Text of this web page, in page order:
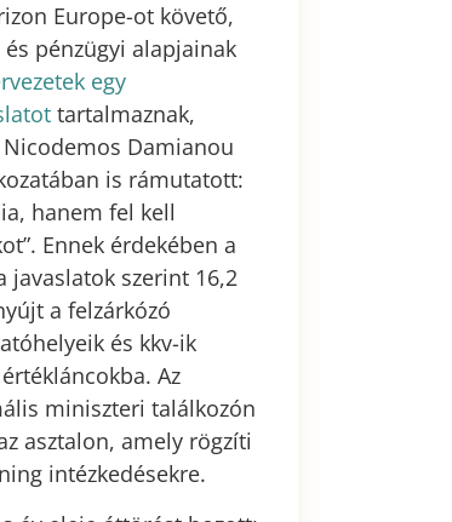
Europe-ot követő,
és pénzügyi alapjainak
egy
tartalmaznak,
Damianou
is rámutatott:
hanem fel kell
Ennek érdekében a
javaslatok szerint 16,2
a felzárkózó
és kkv-ik
Az
miniszteri találkozón
asztalon, amely rögzíti
intézkedésekre.